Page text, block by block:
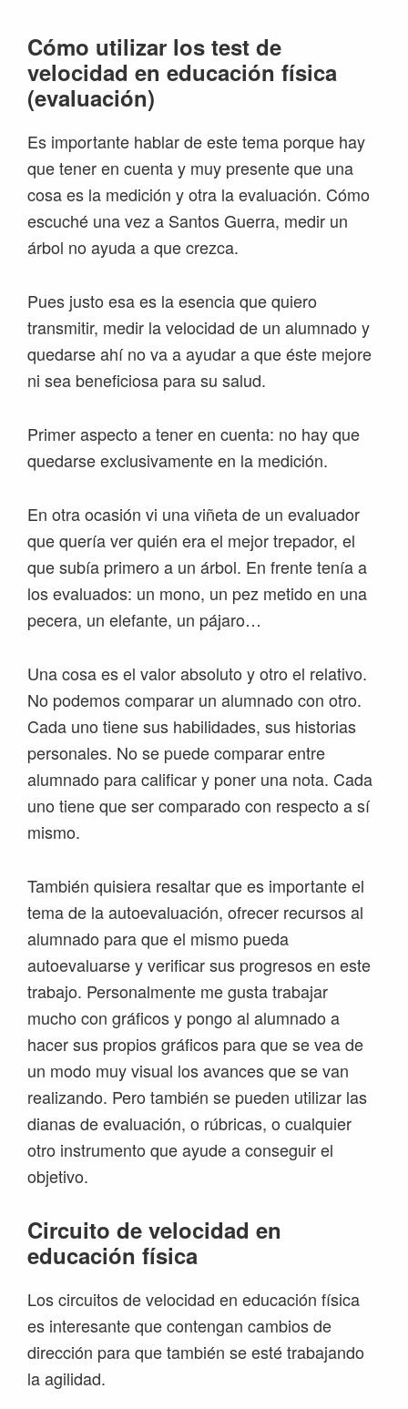
Cómo utilizar los test de
velocidad en educación física
(evaluación)
Es importante hablar de este tema porque hay
que tener en cuenta y muy presente que una
cosa es la medición y otra la evaluación. Cómo
escuché una vez a Santos Guerra, medir un
árbol no ayuda a que crezca.
Pues justo esa es la esencia que quiero
transmitir, medir la velocidad de un alumnado y
quedarse ahí no va a ayudar a que éste mejore
ni sea beneficiosa para su salud.
Primer aspecto a tener en cuenta: no hay que
quedarse exclusivamente en la medición.
En otra ocasión vi una viñeta de un evaluador
que quería ver quién era el mejor trepador, el
que subía primero a un árbol. En frente tenía a
los evaluados: un mono, un pez metido en una
pecera, un elefante, un pájaro…
Una cosa es el valor absoluto y otro el relativo.
No podemos comparar un alumnado con otro.
Cada uno tiene sus habilidades, sus historias
personales. No se puede comparar entre
alumnado para calificar y poner una nota. Cada
uno tiene que ser comparado con respecto a sí
mismo.
También quisiera resaltar que es importante el
tema de la autoevaluación, ofrecer recursos al
alumnado para que el mismo pueda
autoevaluarse y verificar sus progresos en este
trabajo. Personalmente me gusta trabajar
mucho con gráficos y pongo al alumnado a
hacer sus propios gráficos para que se vea de
un modo muy visual los avances que se van
realizando. Pero también se pueden utilizar las
dianas de evaluación, o rúbricas, o cualquier
otro instrumento que ayude a conseguir el
objetivo.
Circuito de velocidad en
educación física
Los circuitos de velocidad en educación física
es interesante que contengan cambios de
dirección para que también se esté trabajando
la agilidad.